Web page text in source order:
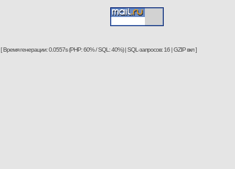
[ Время генерации: 0.0557s (PHP: 60% / SQL: 40%) | SQL-запросов: 16 | GZIP вкл ]